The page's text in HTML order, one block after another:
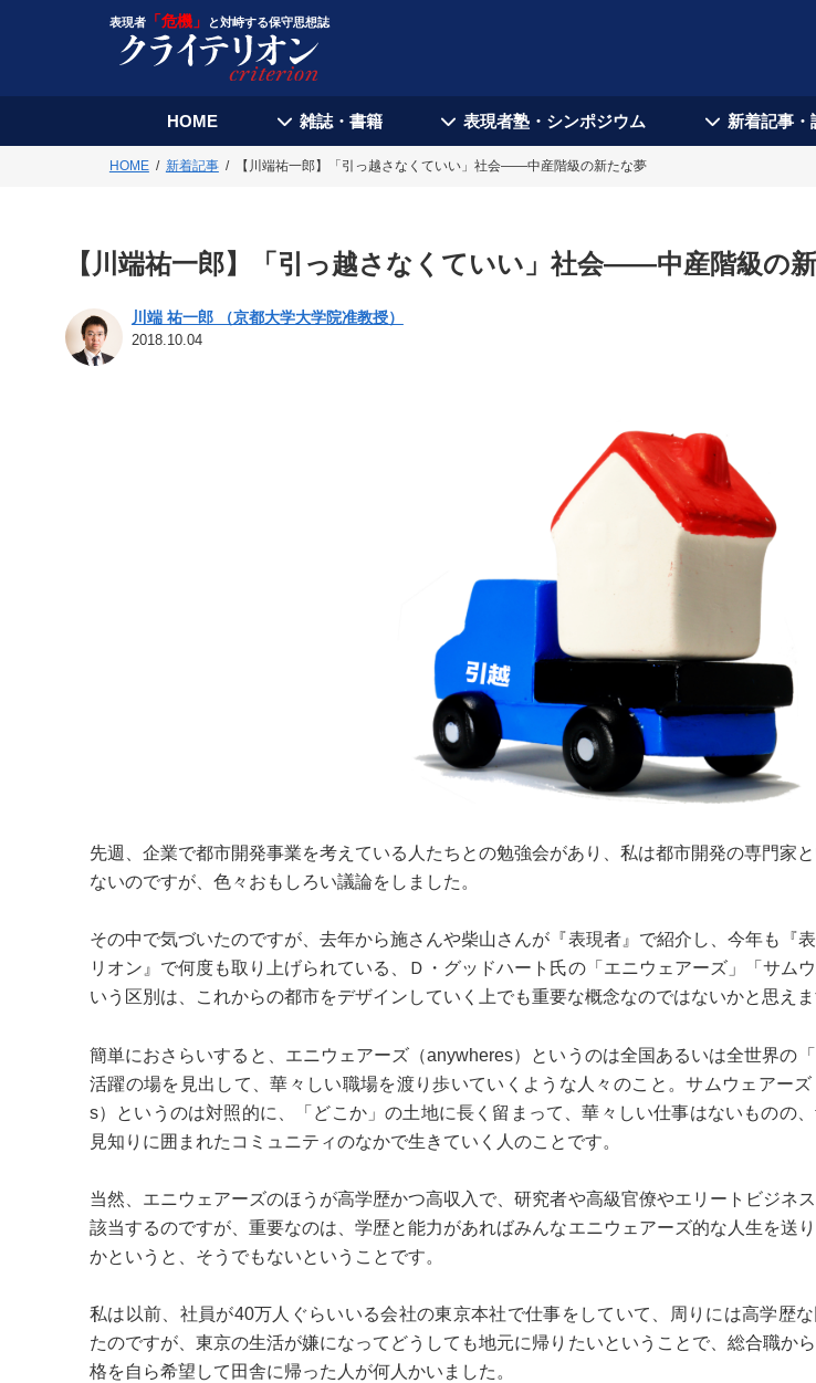
表現者「危機」 と対峙する保守思想誌
HOME 雑誌・書籍 表現者塾・シンポジウム 新着記事・
HOME 新着記事 【川端祐一郎】「引っ越さなくていい」社会——中産階級の新たな夢
【川端祐一郎】「引っ越さなくていい」社会——中産階級の
川端 祐一郎 （京都大学大学院准教授）
2018.10.04
先週、企業で都市開発事業を考えている人たちとの勉強会があり、私は都市開発の専門家
ないのですが、色々おもしろい議論をしました。
その中で気づいたのですが、去年から施さんや柴山さんが『表現者』で紹介し、今年も『
リオン』で何度も取り上げられている、Ｄ・グッドハート氏の「エニウェアーズ」「サム
いう区別は、これからの都市をデザインしていく上でも重要な概念なのではないかと思えま
簡単におさらいすると、エニウェアーズ（anywheres）というのは全国あるいは全世界の「
活躍の場を見出して、華々しい職場を渡り歩いていくような人々のこと。サムウェアー
s）というのは対照的に、「どこか」の土地に長く留まって、華々しい仕事はないものの
見知りに囲まれたコミュニティのなかで生きていく人のことです。
当然、エニウェアーズのほうが高学歴かつ高収入で、研究者や高級官僚やエリートビジネ
該当するのですが、重要なのは、学歴と能力があればみんなエニウェアーズ的な人生を送
かというと、そうでもないということです。
私は以前、社員が40万人ぐらいいる会社の東京本社で仕事をしていて、周りには高学歴
たのですが、東京の生活が嫌になってどうしても地元に帰りたいということで、総合職か
格を自ら希望して田舎に帰った人が何人かいました。